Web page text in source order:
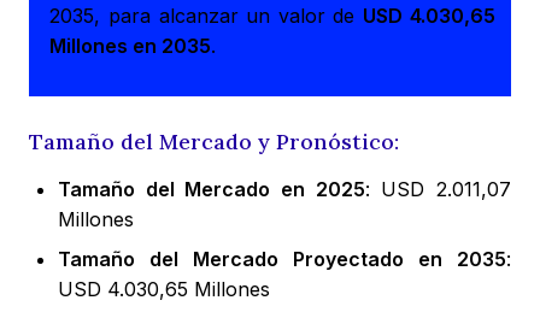
2035, para alcanzar un valor de USD 4.030,65
Millones en 2035.
Tamaño del Mercado y Pronóstico:
Tamaño del Mercado en 2025: USD 2.011,07
Millones
Tamaño del Mercado Proyectado en 2035:
USD 4.030,65 Millones